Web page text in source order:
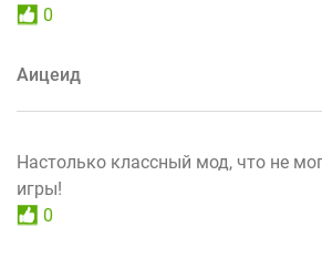
0
Аицеид
Настолько классный мод, что не
игры!
0